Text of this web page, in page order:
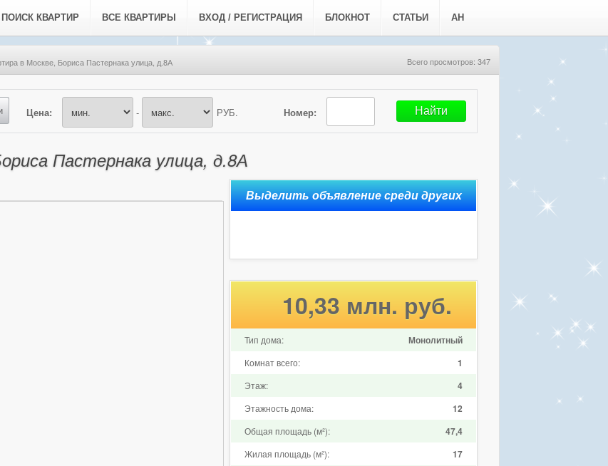
ПОИСК КВАРТИР ВСЕ КВАРТИРЫ ВХОД / РЕГИСТРАЦИЯ БЛОКНОТ СТАТЬИ АН
в Москве, Бориса Пастернака улица, д.8А Всего просмотров: 347
Номер:
Цена: - РУБ.
Пастернака улица, д.8А
10,33 млн. руб.
Тип дома: Монолитный
Комнат всего: 1
Этаж: 4
Этажность дома: 12
Общая площадь (м²): 47,4
Жилая площадь (м²): 17